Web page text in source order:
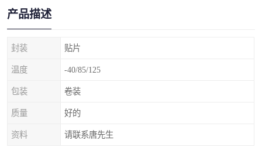
产品描述
封装 贴片
温度 -40/85/125
包装 卷装
质量 好的
资料 请联系唐先生